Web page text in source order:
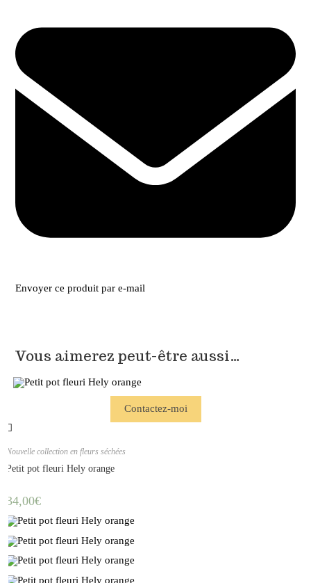
Envoyer ce produit par e-mail
Vous aimerez peut-être aussi…
Contactez-moi
Nouvelle collection en fleurs séchées
Petit pot fleuri Hely orange
34,00€